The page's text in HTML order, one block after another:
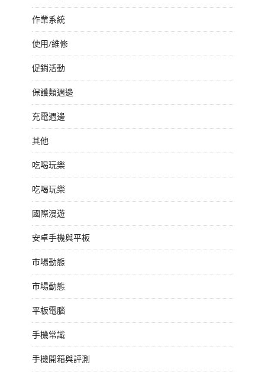
作業系統
使用/維修
促銷活動
保護類週邊
充電週邊
其他
吃喝玩樂
吃喝玩樂
國際漫遊
安卓手機與平板
市場動態
市場動態
平板電腦
手機常識
手機開箱與評測